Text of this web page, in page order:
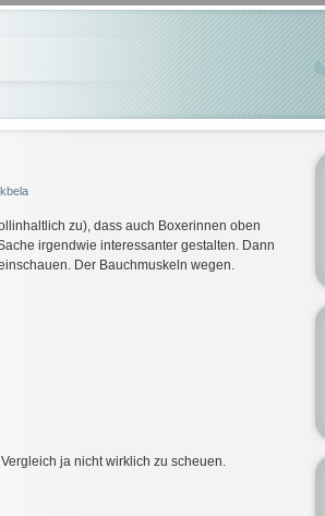
zu), dass auch Boxerinnen oben
irgendwie interessanter gestalten. Dann
Der Bauchmuskeln wegen.
ja nicht wirklich zu scheuen.